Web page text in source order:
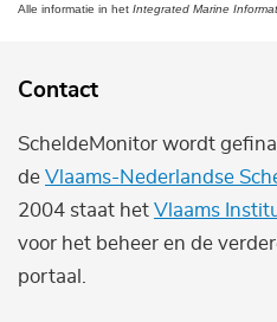
Alle informatie in het Integrated Marine
Contact
ScheldeMonitor wordt
de Vlaams-Nederlandse
2004 staat het Vlaams
voor het beheer en de
portaal.